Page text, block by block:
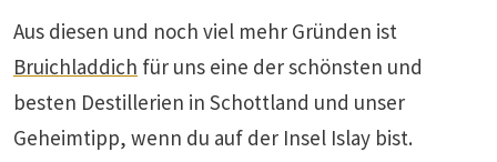
Aus diesen und noch viel mehr Gründen ist
Bruichladdich für uns eine der schönsten und
besten Destillerien in Schottland und unser
Geheimtipp, wenn du auf der Insel Islay bist.